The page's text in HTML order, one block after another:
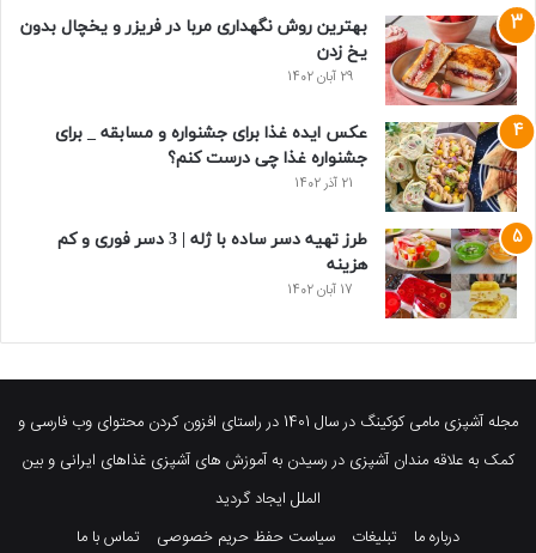
بهترین روش نگهداری مربا در فریزر و یخچال بدون
یخ زدن
29 آبان 1402
عکس ایده غذا برای جشنواره و مسابقه _ برای
جشنواره غذا چی درست کنم؟
21 آذر 1402
طرز تهیه دسر ساده با ژله | 3 دسر فوری و کم
هزینه
17 آبان 1402
مجله آشپزی مامی کوکینگ در سال 1401 در راستای افزون کردن محتوای وب فارسی و
کمک به علاقه مندان آشپزی در رسیدن به آموزش های آشپزی غذاهای ایرانی و بین
الملل ایجاد گردید
درباره ما
تبلیغات سیاست حفظ حریم خصوصی تماس با ما